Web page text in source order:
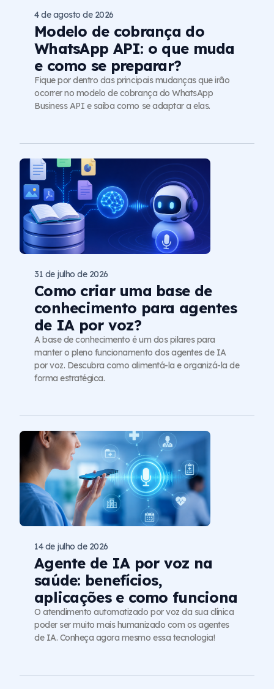
Modelo de cobrança do
WhatsApp API: o que muda
e como se preparar?
4 de agosto de 2026
Fique por dentro das principais mudanças que irão
ocorrer no modelo de cobrança do WhatsApp
Business API e saiba como se adaptar a elas.
Como criar uma base de
conhecimento para agentes
de IA por voz?
31 de julho de 2026
A base de conhecimento é um dos pilares para
manter o pleno funcionamento dos agentes de IA
por voz. Descubra como alimentá-la e organizá-la de
forma estratégica.
Agente de IA por voz na
saúde: benefícios,
aplicações e como funciona
14 de julho de 2026
O atendimento automatizado por voz da sua clínica
poder ser muito mais humanizado com os agentes
de IA. Conheça agora mesmo essa tecnologia!